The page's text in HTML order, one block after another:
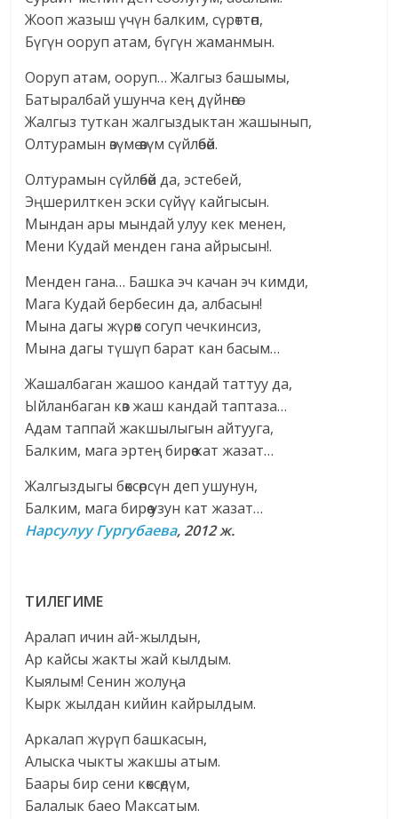
Жооп жазыш үчүн балким, сүрөттөп,
Бүгүн ооруп атам, бүгүн жаманмын.
Ооруп атам, ооруп… Жалгыз башымы,
Батыралбай ушунча кең дүйнөгө.
Жалгыз туткан жалгыздыктан жашынып,
Олтурамын өзүмө-өзүм сүйлөбөй.
Олтурамын сүйлөбөй да, эстебей,
Эңшерилткен эски сүйүү кайгысын.
Мындан ары мындай улуу кек менен,
Мени Кудай менден гана айрысын!.
Менден гана… Башка эч качан эч кимди,
Мага Кудай бербесин да, албасын!
Мына дагы жүрөк согуп чечкинсиз,
Мына дагы түшүп барат кан басым…
Жашалбаган жашоо кандай таттуу да,
Ыйланбаган көз жаш кандай таптаза…
Адам таппай жакшылыгын айтууга,
Балким, мага эртең бирөө кат жазат…
Жалгыздыгы бөксөрсүн деп ушунун,
Балким, мага бирөө узун кат жазат…
Нарсулуу Гургубаева,2012 ж.
ТИЛЕГИМЕ
Аралап ичин ай-жылдын,
Ар кайсы жакты жай кылдым.
Кыялым! Сенин жолуңа
Кырк жылдан кийин кайрылдым.
Аркалап жүрүп башкасын,
Алыска чыкты жакшы атым.
Баары бир сени көксөдүм,
Балалык баео Максатым.